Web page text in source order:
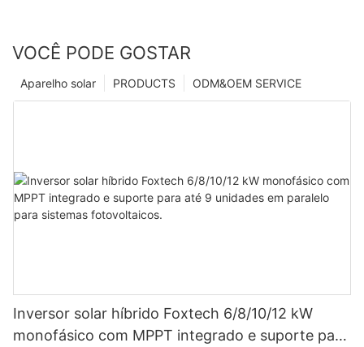
VOCÊ PODE GOSTAR
ODM&OEM SERVICE
PRODUCTS
Aparelho solar
Inversor solar híbrido Foxtech 6/8/10/12 kW
monofásico com MPPT integrado e suporte para